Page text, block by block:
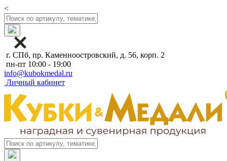
<
г. СПб, пр. Каменноостровский, д. 56, корп. 2
пн-пт 10:00 - 19:00
info@kubokmedal.ru
Личный кабинет